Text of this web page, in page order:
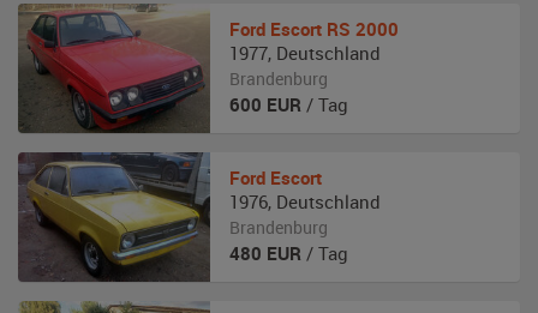
Ford Escort RS 2000
1977, Deutschland
Brandenburg
600 EUR / Tag
Ford Escort
1976, Deutschland
Brandenburg
480 EUR / Tag